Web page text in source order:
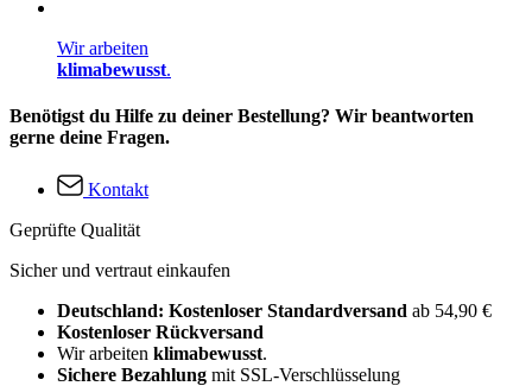
Wir arbeiten
klimabewusst.
Benötigst du Hilfe zu deiner Bestellung? Wir beantworten
gerne deine Fragen.
Kontakt
Geprüfte Qualität
Sicher und vertraut einkaufen
Deutschland: Kostenloser Standardversand ab 54,90 €
Kostenloser Rückversand
Wir arbeiten klimabewusst.
Sichere Bezahlung mit SSL-Verschlüsselung